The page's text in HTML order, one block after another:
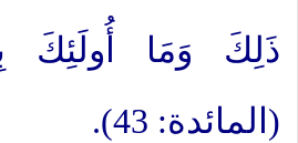
ذَلِكَ وَمَا أُولَئِكَ
(المائدة: 43).